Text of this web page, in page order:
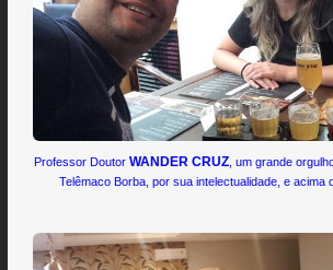
Professor Doutor WANDER CRUZ, um grande
Telêmaco Borba, por sua intelectualidade, e acima